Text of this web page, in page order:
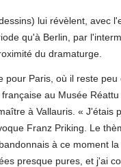
lui révèlent, avec
qu'à Berlin, par
du dramaturge.
pour Paris, où il reste
au Musée
à Vallauris. «
Franz Priking. Le
à ce moment
presque pures, et j'ai